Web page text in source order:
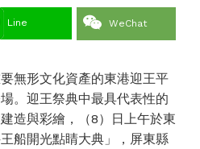
Line WeChat
無形文化資產的東港迎王平
。迎王祭典中最具代表性的
造與彩繪，（8）日上午於東
船開光點睛大典」，屏東縣